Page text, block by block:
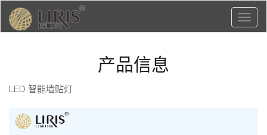
产品信息
LED 智能墙贴灯